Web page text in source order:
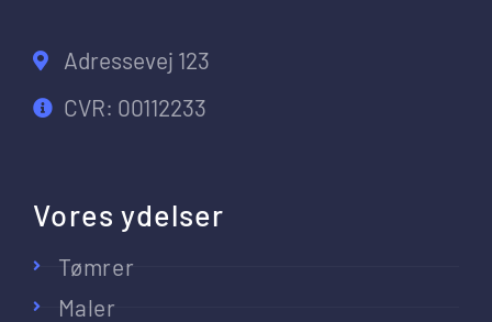
Adressevej 123
CVR: 00112233
Vores ydelser
Tømrer
Maler